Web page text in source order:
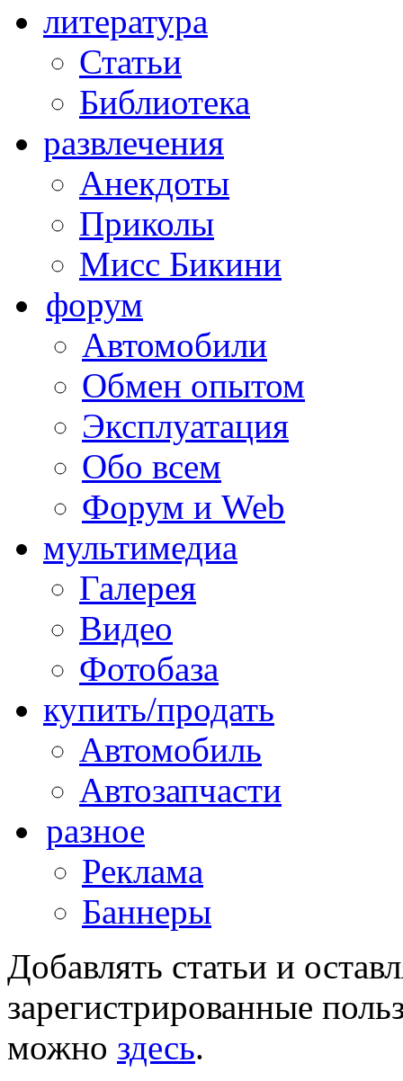
литература
Статьи
Библиотека
развлечения
Анекдоты
Приколы
Мисс Бикини
форум
Автомобили
Обмен опытом
Эксплуатация
Обо всем
Форум и Web
мультимедиа
Галерея
Видео
Фотобаза
купить/продать
Автомобиль
Автозапчасти
разное
Реклама
Баннеры
Добавлять статьи и
зарегистрированные
можно здесь.